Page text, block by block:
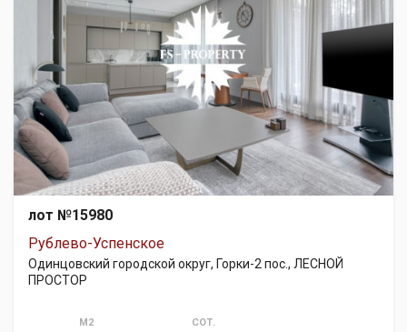
лот №15980
Рублево-Успенское
Одинцовский городской округ, Горки-2 пос., ЛЕСНОЙ
ПРОСТОР
М2 СОТ.